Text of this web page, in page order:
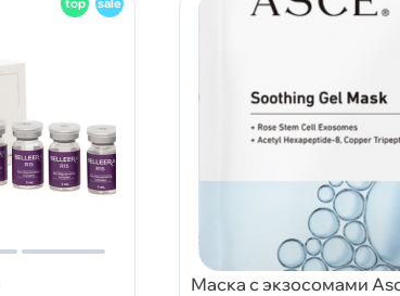
Маска с экзосомами